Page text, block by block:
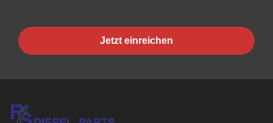
Jetzt einreichen